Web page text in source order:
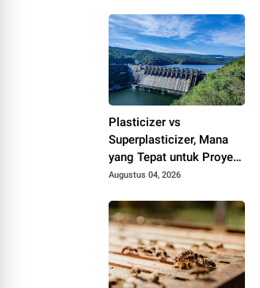
Plasticizer vs
Superplasticizer, Mana
yang Tepat untuk Proyek
Anda?
Augustus 04, 2026